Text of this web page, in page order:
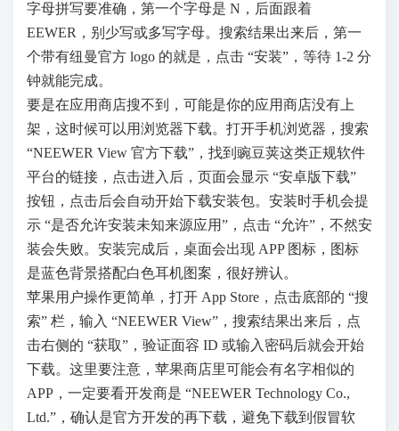
字母拼写要准确，第一个字母是 N，后面跟着
EEWER，别少写或多写字母。搜索结果出来后，第一
个带有纽曼官方 logo 的就是，点击 “安装”，等待 1-2 分
钟就能完成。
要是在应用商店搜不到，可能是你的应用商店没有上
架，这时候可以用浏览器下载。打开手机浏览器，搜索
“NEEWER View 官方下载”，找到豌豆荚这类正规软件
平台的链接，点击进入后，页面会显示 “安卓版下载”
按钮，点击后会自动开始下载安装包。安装时手机会提
示 “是否允许安装未知来源应用”，点击 “允许”，不然安
装会失败。安装完成后，桌面会出现 APP 图标，图标
是蓝色背景搭配白色耳机图案，很好辨认。
苹果用户操作更简单，打开 App Store，点击底部的 “搜
索” 栏，输入 “NEEWER View”，搜索结果出来后，点
击右侧的 “获取”，验证面容 ID 或输入密码后就会开始
下载。这里要注意，苹果商店里可能会有名字相似的
APP，一定要看开发商是 “NEEWER Technology Co.,
Ltd.”，确认是官方开发的再下载，避免下载到假冒软